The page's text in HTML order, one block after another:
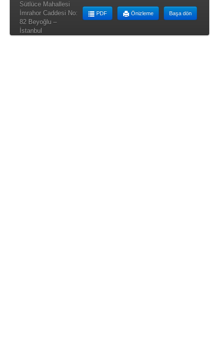
Başa dön
Önizleme
PDF
Sütlüce Mahallesi
İmrahor Caddesi No:
82 Beyoğlu –
İstanbul